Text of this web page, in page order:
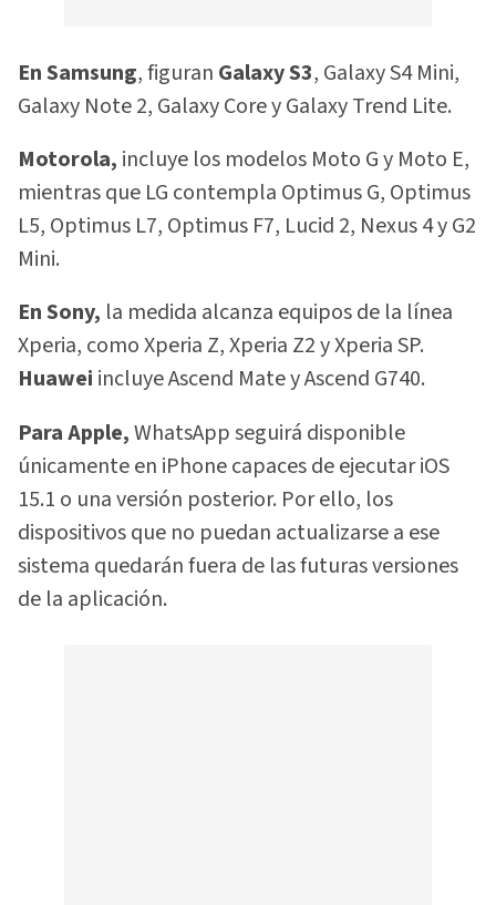
En Samsung, figuran Galaxy S3, Galaxy S4 Mini,
Galaxy Note 2, Galaxy Core y Galaxy Trend Lite.
Motorola, incluye los modelos Moto G y Moto E,
mientras que LG contempla Optimus G, Optimus
L5, Optimus L7, Optimus F7, Lucid 2, Nexus 4 y G2
Mini.
En Sony, la medida alcanza equipos de la línea
Xperia, como Xperia Z, Xperia Z2 y Xperia SP.
Huawei incluye Ascend Mate y Ascend G740.
Para Apple,WhatsApp seguirá disponible
únicamente en iPhone capaces de ejecutar iOS
15.1 o una versión posterior. Por ello, los
dispositivos que no puedan actualizarse a ese
sistema quedarán fuera de las futuras versiones
de la aplicación.